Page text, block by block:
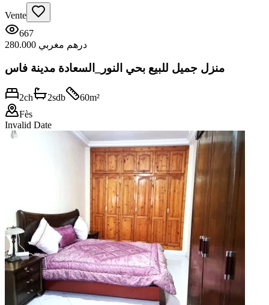
Vente
667
280.000 درهم مغربي
منزل جميل للبيع بحي النور_السعادة مدينة فاس
2ch 2sdb 60m²
Fès
Invalid Date